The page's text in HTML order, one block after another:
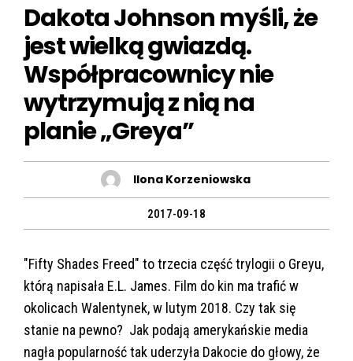
Dakota Johnson myśli, że
jest wielką gwiazdą.
Współpracownicy nie
wytrzymują z nią na
planie „Greya”
Ilona Korzeniowska
2017-09-18
"Fifty Shades Freed" to trzecia część trylogii o Greyu,
którą napisała E.L. James. Film do kin ma trafić w
okolicach Walentynek, w lutym 2018. Czy tak się
stanie na pewno? Jak podają amerykańskie media
nagła popularność tak uderzyła Dakocie do głowy, że